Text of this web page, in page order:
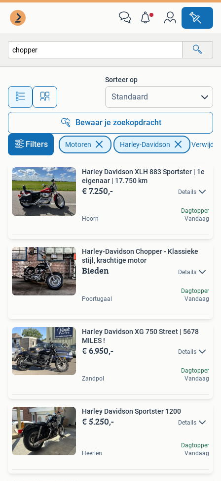
Alle afstanden…
Sorteer op
Bewaar je zoekopdracht
Filters Motoren Harley-Davidson
Harley Davidson XLH 883 Sportster | 1e
eigenaar | 17.750 km
€ 7.250,- Details
Hoorn
Dagtopper
Vandaag
Harley-Davidson Chopper - Klassieke
stijl, krachtige motor
Bieden Details
Poortugaal
Dagtopper
Vandaag
Harley Davidson XG 750 Street | 5678
MILES !
€ 6.950,- Details
Zandpol
Dagtopper
Vandaag
Harley Davidson Sportster 1200
€ 5.250,- Details
Heerlen
Dagtopper
Vandaag